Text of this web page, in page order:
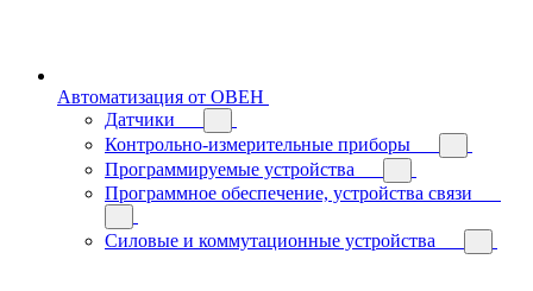
Автоматизация от ОВЕН
Датчики
Контрольно-измерительные приборы
Программируемые устройства
Программное обеспечение, устройства связи
Силовые и коммутационные устройства